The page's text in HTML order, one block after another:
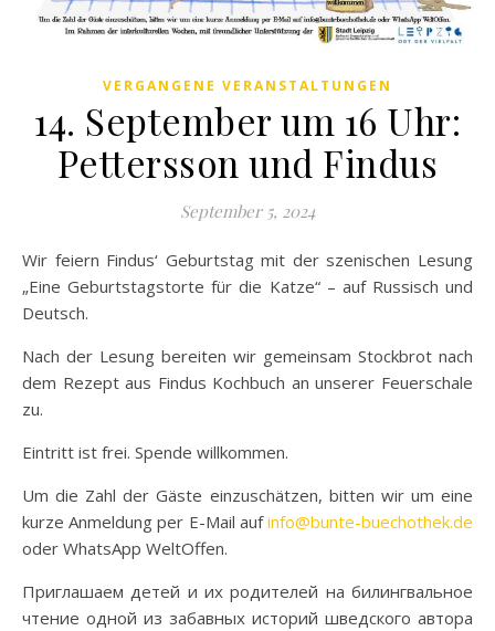
VERGANGENE VERANSTALTUNGEN
14. September um 16 Uhr:
Pettersson und Findus
September 5, 2024
Wir feiern Findus‘ Geburtstag mit der szenischen Lesung
„Eine Geburtstagstorte für die Katze“ – auf Russisch und
Deutsch.
Nach der Lesung bereiten wir gemeinsam Stockbrot nach
dem Rezept aus Findus Kochbuch an unserer Feuerschale
zu.
Eintritt ist frei. Spende willkommen.
Um die Zahl der Gäste einzuschätzen, bitten wir um eine
kurze Anmeldung per E-Mail aufinfo@bunte-buechothek.de
oder WhatsApp WeltOffen.
Приглашаем детей и их родителей на билингвальное
чтение одной из забавных историй шведского автора